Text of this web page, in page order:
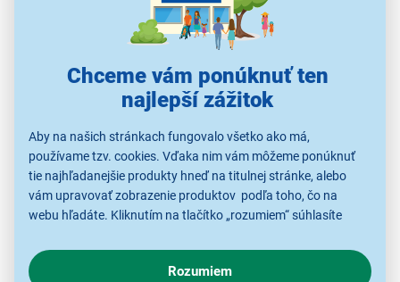
Chceme vám ponúknuť ten
najlepší zážitok
Aby na našich stránkach fungovalo všetko ako má,
používame tzv. cookies. Vďaka nim vám môžeme ponúknuť
tie najhľadanejšie produkty hneď na titulnej stránke, alebo
vám upravovať zobrazenie produktov podľa toho, čo na
webu hľadáte. Kliknutím na tlačítko „rozumiem“ súhlasíte
o chovaní na webe pre zobrazovaní cielených reklám.
V prípade že vás zaujímajú detaily, ako u nás s cookies a
Rozumiem
40mm reproduktory s neodýmovými magnetmi
frekvenčná odozva 20 Hz – 20 kHz
káblové pripojenie
náušníky z mäkkého jersey úpletu
obojsmerný mikrofón s redukciou okolitého hluku
technológia Flip-to-Mute
ovládanie hlasitosti priamo na slúchadlách
oficiálna licencia Nintendo
uzatvorený over-ear dizajn